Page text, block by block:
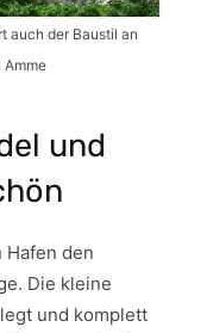
auch der Baustil an
und
Hafen den
Die kleine
und komplett